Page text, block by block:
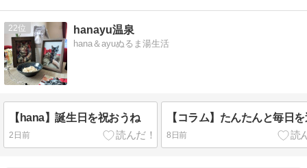
22 hanayu温泉
hana＆ayuぬるま湯生活
【hana】誕生日を祝おうね
2日前
【コラム】たんたんと毎日
8日前